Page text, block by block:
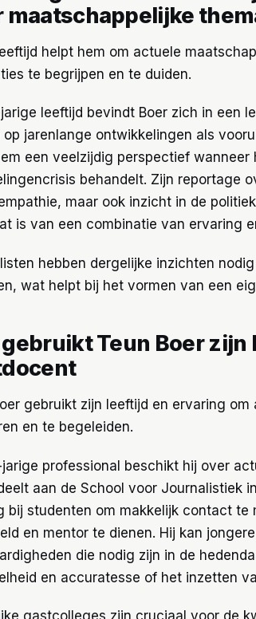
maatschappelijke
helpt hem om actuele
te begrijpen en te duiden.
leeftijd bevindt Boer zich in een
op jarenlange ontwikkelingen als
een veelzijdig perspectief wanneer
behandelt. Zijn reportage
maar ook inzicht in de
is van een combinatie van ervaring
hebben dergelijke inzichten
wat helpt bij het vormen van een
gebruikt Teun Boer
gebruikt zijn leeftijd en ervaring
en te begeleiden.
professional beschikt hij over
aan de School voor Journalistiek
bij studenten om makkelijk contact te
en mentor te dienen. Hij kan
die nodig zijn in de
en accuratesse of het inzetten